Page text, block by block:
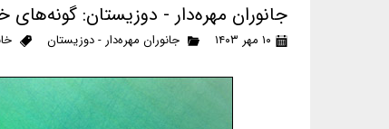
جانوران مهره‌دار - دوزیستان:
۱۰ مهر ۱۴۰۳ جانوران مهره‌دار - دوزیستان